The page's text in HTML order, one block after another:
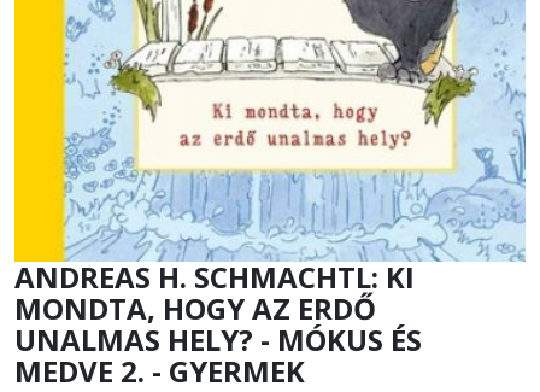
ANDREAS H. SCHMACHTL: KI ​
MONDTA, HOGY AZ ERDŐ
UNALMAS HELY? - MÓKUS ÉS
MEDVE 2. - GYERMEK